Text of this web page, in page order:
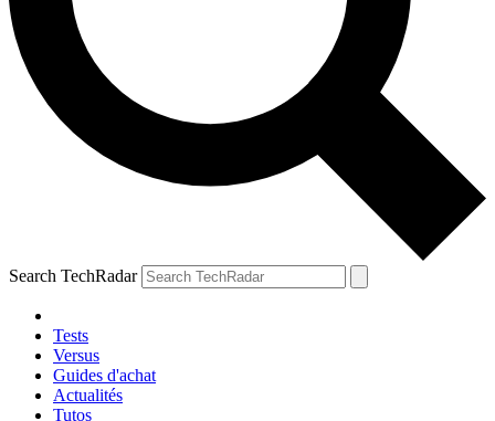
Search TechRadar
Tests
Versus
Guides d'achat
Actualités
Tutos